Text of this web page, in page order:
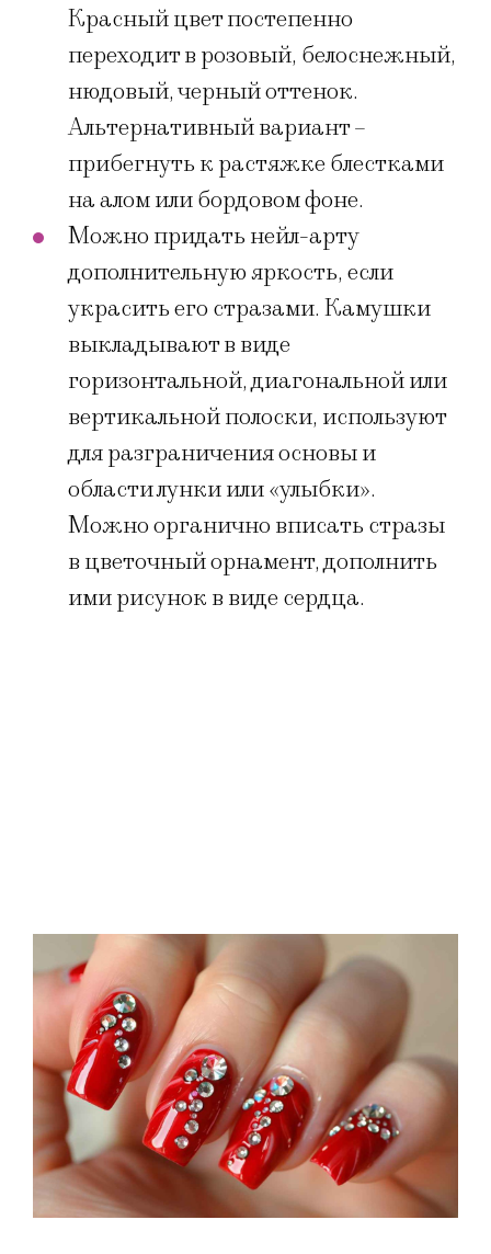
Красный цвет постепенно
переходит в розовый, белоснежный,
нюдовый, черный оттенок.
Альтернативный вариант –
прибегнуть к растяжке блестками
на алом или бордовом фоне.
Можно придать нейл-арту
дополнительную яркость, если
украсить его стразами. Камушки
выкладывают в виде
горизонтальной, диагональной или
вертикальной полоски, используют
для разграничения основы и
области лунки или «улыбки».
Можно органично вписать стразы
в цветочный орнамент, дополнить
ими рисунок в виде сердца.